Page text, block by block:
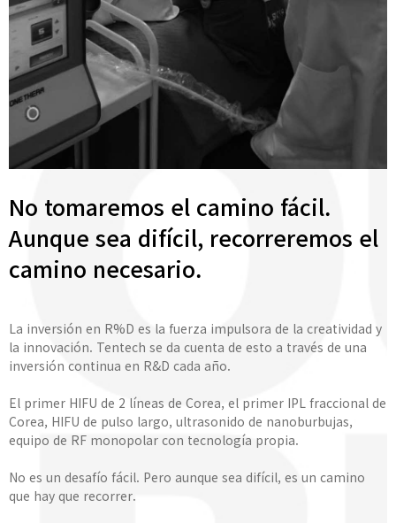
No tomaremos el camino fácil.
Aunque sea difícil, recorreremos el
camino necesario.
La inversión en R%D es la fuerza impulsora de la creatividad y
la innovación. Tentech se da cuenta de esto a través de una
inversión continua en R&D cada año.
El primer HIFU de 2 líneas de Corea, el primer IPL fraccional de
Corea, HIFU de pulso largo, ultrasonido de nanoburbujas,
equipo de RF monopolar con tecnología propia.
No es un desafío fácil. Pero aunque sea difícil, es un camino
que hay que recorrer.